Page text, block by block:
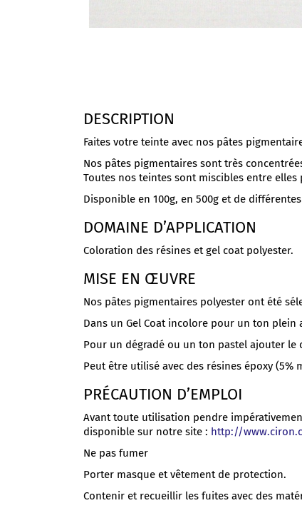
DESCRIPTION
Faites votre teinte avec nos pâtes
Nos pâtes pigmentaires sont très
Toutes nos teintes sont miscibles entre
Disponible en 100g, en 500g et de
DOMAINE D’APPLICATION
Coloration des résines et gel coat polyester.
MISE EN ŒUVRE
Nos pâtes pigmentaires polyester ont été
Dans un Gel Coat incolore pour un ton
Pour un dégradé ou un ton pastel ajouter le
Peut être utilisé avec des résines époxy (5%
PRÉCAUTION D’EMPLOI
Avant toute utilisation pendre
disponible sur notre site : http://
Ne pas fumer
Porter masque et vêtement de protection.
Contenir et recueillir les fuites avec des